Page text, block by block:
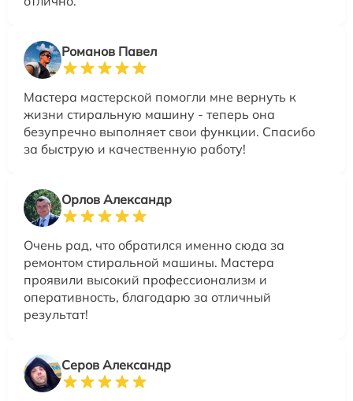
Романов Павел
Мастера мастерской помогли мне вернуть к
жизни стиральную машину - теперь она
безупречно выполняет свои функции. Спасибо
за быструю и качественную работу!
Орлов Александр
Очень рад, что обратился именно сюда за
ремонтом стиральной машины. Мастера
проявили высокий профессионализм и
оперативность, благодарю за отличный
результат!
Серов Александр